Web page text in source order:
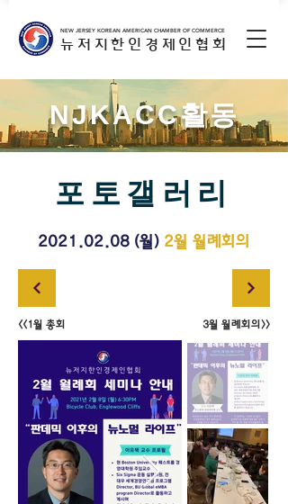
뉴저지한인경제인협회
NEW JERSEY KOREAN AMERICAN CHAMBER OF COMMERCE
NJKACC활동
포토갤러리
2021.02.08 (월) 2월 월례회의
<<1월 총회 3월 월례회의>>